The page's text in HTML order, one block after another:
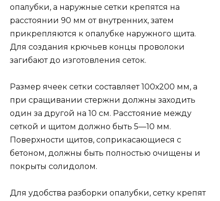
опалубки, а наружные сетки крепятся на
расстоянии 90 мм от внутренних, затем
прикрепляются к опалубке наружного щита.
Для создания крючьев концы проволоки
загибают до изготовления сеток.
Размер ячеек сетки составляет 100х200 мм, а
при сращивании стержни должны заходить
один за другой на 10 см. Расстояние между
сеткой и щитом должно быть 5—10 мм.
Поверхности щитов, соприкасающиеся с
бетоном, должны быть полностью очищены и
покрыты солидолом.
Для удобства разборки опалубки, сетку крепят